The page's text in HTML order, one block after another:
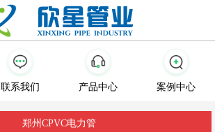
联系我们 产品中心 案例中心
郑州CPVC电力管